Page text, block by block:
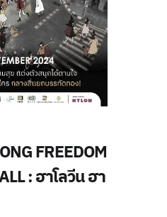
FREEDOM
: ฮาโลวีน ฮา